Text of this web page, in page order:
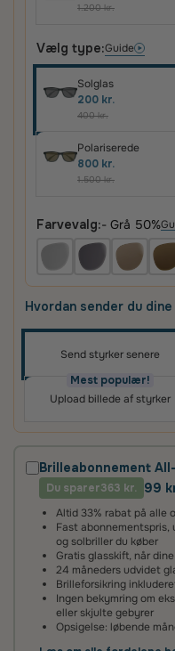
1.200 kr.
Vælg type:Guide
Solglas
200 kr.
400 kr.
Polariserede
800 kr.
1.500 kr.
Farvevalg:- Grå 50%
Hvordan sender du
Send styrker senere
Mest populær!
Upload billede af styrker
Brilleabonnement
Du sparer363 kr. 99
Altid 33% rabat på alle
Fast
og solbriller du køber
Gratis glasskift, når
24 måneders udvidet
Brilleforsikring
Ingen bekymring om
eller skjulte gebyrer
Opsigelse: løbende
100 dages
Det kan tage lidt tid
2 års fabriksgaranti
Vi giver 2 års garanti
betyder, at hvis
standarder, reparerer
beregning.
Oplev skræddersyede
priser, du vil elske
Det vigtigste for os er,
Derfor får du altid100